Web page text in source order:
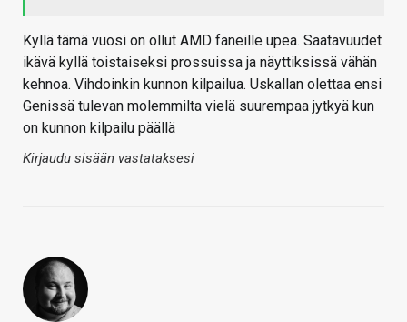
Kyllä tämä vuosi on ollut AMD faneille upea. Saatavuudet
ikävä kyllä toistaiseksi prossuissa ja näyttiksissä vähän
kehnoa. Vihdoinkin kunnon kilpailua. Uskallan olettaa ensi
Genissä tulevan molemmilta vielä suurempaa jytkyä kun
on kunnon kilpailu päällä
Kirjaudu sisään vastataksesi